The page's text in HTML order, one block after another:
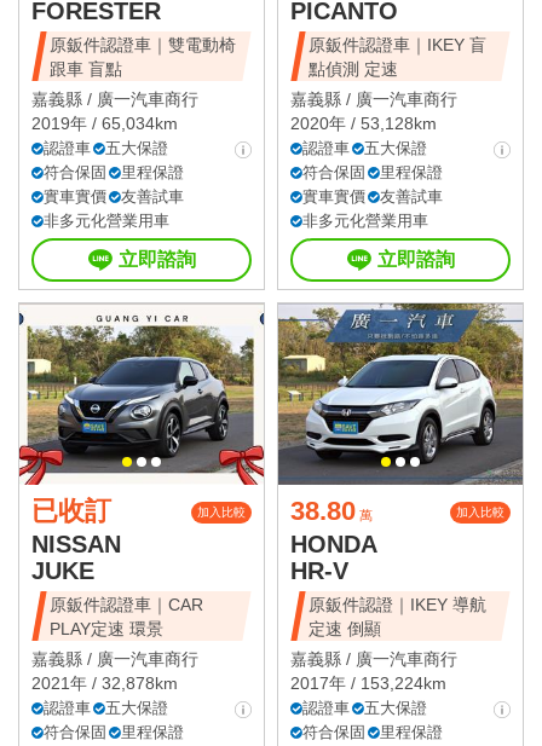
FORESTER
原鈑件認證車｜雙電動椅
跟車 盲點
嘉義縣 / 廣一汽車商行
2019年 / 65,034km
認證車
五大保證
符合保固
里程保證
實車實價
友善試車
非多元化營業用車
立即諮詢
PICANTO
原鈑件認證車｜IKEY 盲
點偵測 定速
嘉義縣 / 廣一汽車商行
2020年 / 53,128km
認證車
五大保證
符合保固
里程保證
實車實價
友善試車
非多元化營業用車
立即諮詢
已收訂 加入比較
NISSAN
JUKE
原鈑件認證車｜CAR
PLAY定速 環景
嘉義縣 / 廣一汽車商行
2021年 / 32,878km
認證車
五大保證
符合保固
里程保證
38.80 萬 加入比較
HONDA
HR-V
原鈑件認證｜IKEY 導航
定速 倒顯
嘉義縣 / 廣一汽車商行
2017年 / 153,224km
認證車
五大保證
符合保固
里程保證